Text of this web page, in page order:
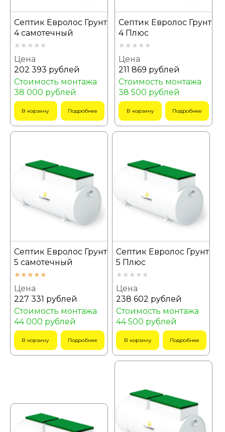
Септик Евролос Грунт
4 самотечный
Цена
202 393 рублей
Стоимость монтажа
38 000 рублей
В корзину Подробнее
Септик Евролос Грунт
4 Плюс
Цена
211 869 рублей
Стоимость монтажа
38 500 рублей
В корзину Подробнее
Септик Евролос Грунт
5 самотечный
Цена
227 331 рублей
Стоимость монтажа
44 000 рублей
В корзину Подробнее
Септик Евролос Грунт
5 Плюс
Цена
238 602 рублей
Стоимость монтажа
44 500 рублей
В корзину Подробнее